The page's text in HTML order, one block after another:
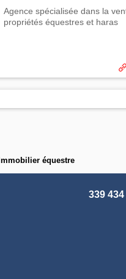
Agence spécialisée dans la
propriétés équestres et haras
Immobilier équestre
339